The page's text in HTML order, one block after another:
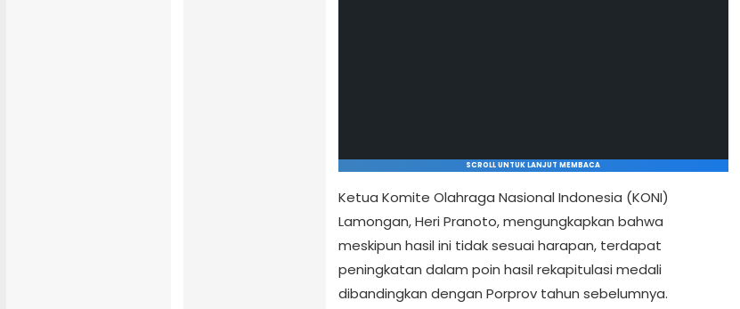
SCROLL UNTUK LANJUT MEMBACA
Ketua Komite Olahraga Nasional Indonesia (KONI)
Lamongan, Heri Pranoto, mengungkapkan bahwa
meskipun hasil ini tidak sesuai harapan, terdapat
peningkatan dalam poin hasil rekapitulasi medali
dibandingkan dengan Porprov tahun sebelumnya.